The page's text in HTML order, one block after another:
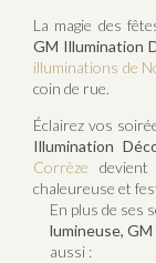
La magie des
GM Illumination
illuminations de
coin de rue.
Éclairez vos
Illumination
Corrèze
chaleureuse et
En plus de ses
lumineuse,
aussi :